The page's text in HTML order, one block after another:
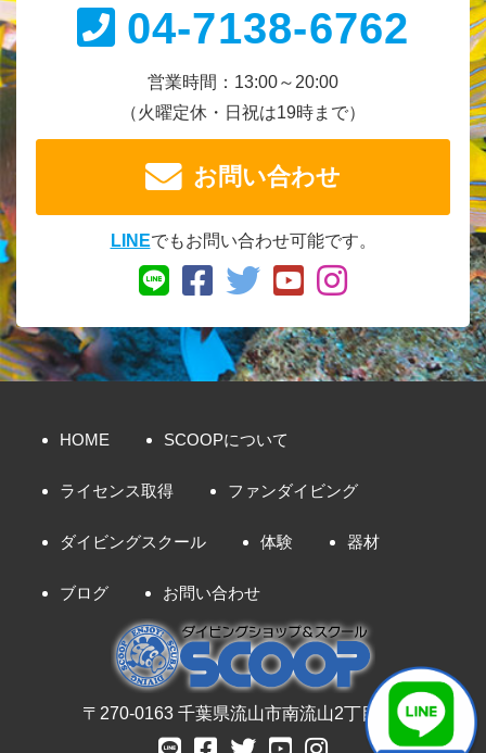
04-7138-6762
営業時間：13:00～20:00
（火曜定休・日祝は19時まで）
お問い合わせ
LINEでもお問い合わせ可能です。
HOME SCOOPについて
ライセンス取得 ファンダイビング
ダイビングスクール 体験 器材
ブログ お問い合わせ
〒270-0163 千葉県流山市南流山2丁目8-7